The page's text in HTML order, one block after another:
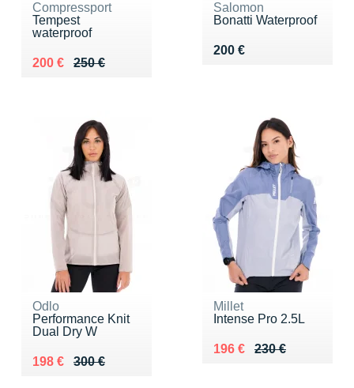
Compressport
Tempest
waterproof
250 €
Au lieu de 250 €
200 €
Vendu 200 €
Salomon
Bonatti Waterproof
200 €
Vendu 200 €
Odlo
Performance Knit
Dual Dry W
300 €
Au lieu de 300 €
198 €
Vendu 198 €
Millet
Intense Pro 2.5L
230 €
Au lieu de 230 €
196 €
Vendu 196 €